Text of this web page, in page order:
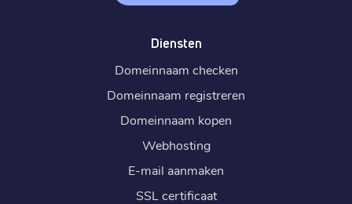
Diensten
Domeinnaam checken
Domeinnaam registreren
Domeinnaam kopen
Webhosting
E-mail aanmaken
SSL certificaat